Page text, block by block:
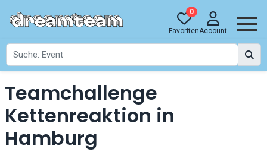
0
FavoritenAccount
Teamchallenge
Kettenreaktion in
Hamburg